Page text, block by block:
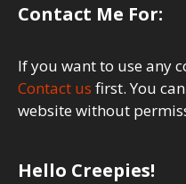
Contact Me For:
If you want to use any
Contact us first. You
website without
Hello Creepies!